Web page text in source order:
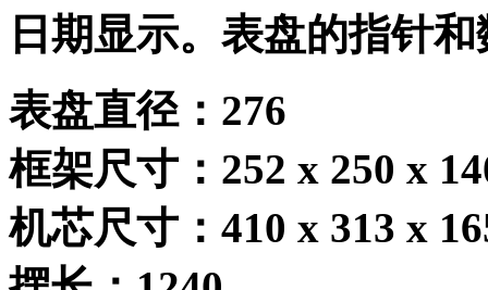
日期显示。表盘的指针
表盘直径： 276
框架尺寸： 252 x 250 x
机芯尺寸： 410 x 313 x